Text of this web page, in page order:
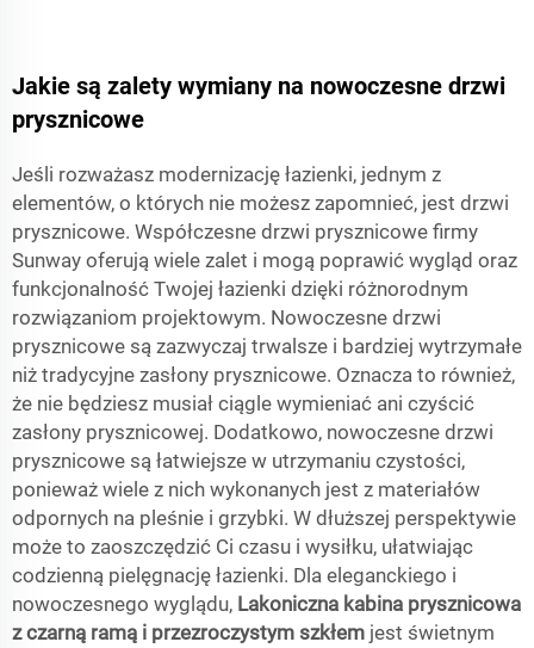
Jakie są zalety wymiany na nowoczesne drzwi
prysznicowe
Jeśli rozważasz modernizację łazienki, jednym z
elementów, o których nie możesz zapomnieć, jest drzwi
prysznicowe. Współczesne drzwi prysznicowe firmy
Sunway oferują wiele zalet i mogą poprawić wygląd oraz
funkcjonalność Twojej łazienki dzięki różnorodnym
rozwiązaniom projektowym. Nowoczesne drzwi
prysznicowe są zazwyczaj trwalsze i bardziej wytrzymałe
niż tradycyjne zasłony prysznicowe. Oznacza to również,
że nie będziesz musiał ciągle wymieniać ani czyścić
zasłony prysznicowej. Dodatkowo, nowoczesne drzwi
prysznicowe są łatwiejsze w utrzymaniu czystości,
ponieważ wiele z nich wykonanych jest z materiałów
odpornych na pleśnie i grzybki. W dłuższej perspektywie
może to zaoszczędzić Ci czasu i wysiłku, ułatwiając
codzienną pielęgnację łazienki. Dla eleganckiego i
nowoczesnego wyglądu, Lakoniczna kabina prysznicowa
z czarną ramą i przezroczystym szkłem jest świetnym